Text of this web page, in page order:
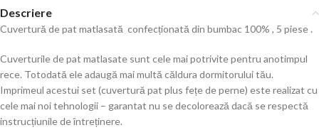
Descriere
Cuvertură de pat matlasată confecționată din bumbac 100% , 5 piese .
Cuverturile de pat matlasate sunt cele mai potrivite pentru anotimpul
rece. Totodată ele adaugă mai multă căldura dormitorului tău.
Imprimeul acestui set (cuvertură pat plus fețe de perne) este realizat cu
cele mai noi tehnologii – garantat nu se decolorează dacă se respectă
instrucțiunile de întreținere.